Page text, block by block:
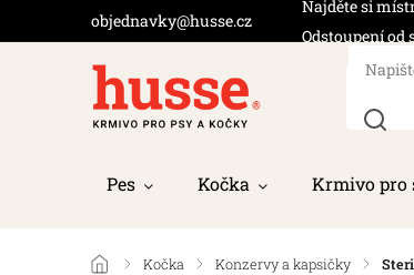
objednavky@husse.cz
Najděte si
Odstoupení od
Pes Kočka Krmivo pro
/ Kočka / Konzervy a kapsičky /